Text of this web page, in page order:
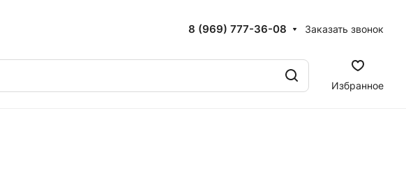
8 (969) 777-36-08 Заказать звонок
Избранное